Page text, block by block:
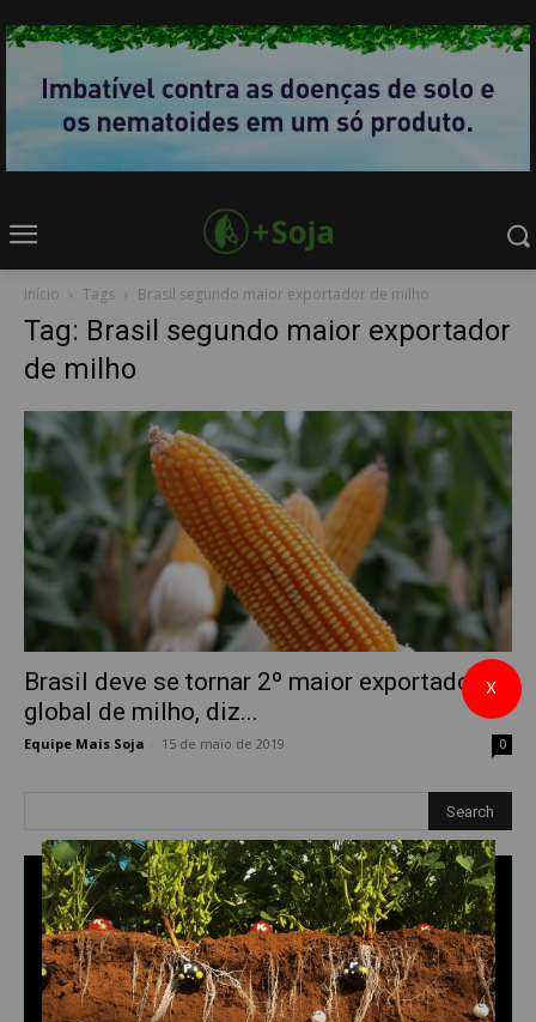
Início Tags Brasil segundo maior exportador de milho
Tag: Brasil segundo maior exportador
de milho
Brasil deve se tornar 2º maior exportador
global de milho, diz...
Equipe Mais Soja 15 de maio de 2019 0
X